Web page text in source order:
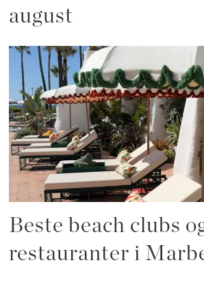
august
Beste beach clubs
restauranter i